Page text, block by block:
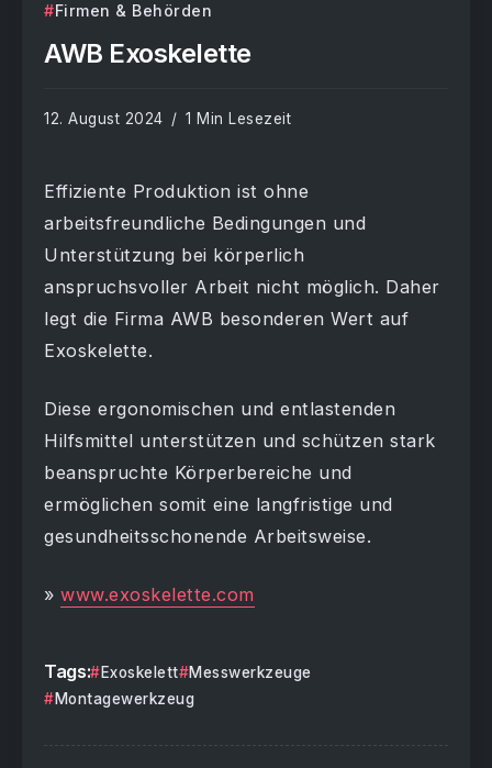
Firmen & Behörden
AWB Exoskelette
12. August 2024 1 Min Lesezeit
Effiziente Produktion ist ohne
arbeitsfreundliche Bedingungen und
Unterstützung bei körperlich
anspruchsvoller Arbeit nicht möglich. Daher
legt die Firma AWB besonderen Wert auf
Exoskelette.
Diese ergonomischen und entlastenden
Hilfsmittel unterstützen und schützen stark
beanspruchte Körperbereiche und
ermöglichen somit eine langfristige und
gesundheitsschonende Arbeitsweise.
» www.exoskelette.com
Tags: Exoskelett
Messwerkzeuge
Montagewerkzeug